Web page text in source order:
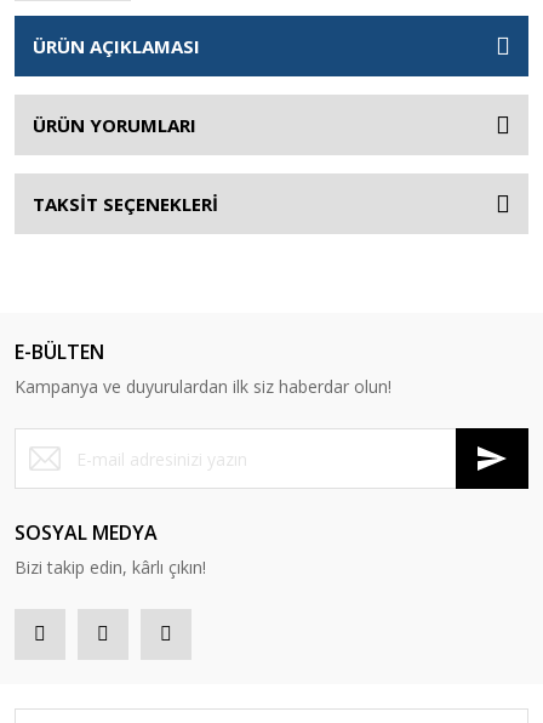
ÜRÜN AÇIKLAMASI
ÜRÜN YORUMLARI
TAKSİT SEÇENEKLERİ
E-BÜLTEN
Kampanya ve duyurulardan ilk siz haberdar olun!
SOSYAL MEDYA
Bizi takip edin, kârlı çıkın!